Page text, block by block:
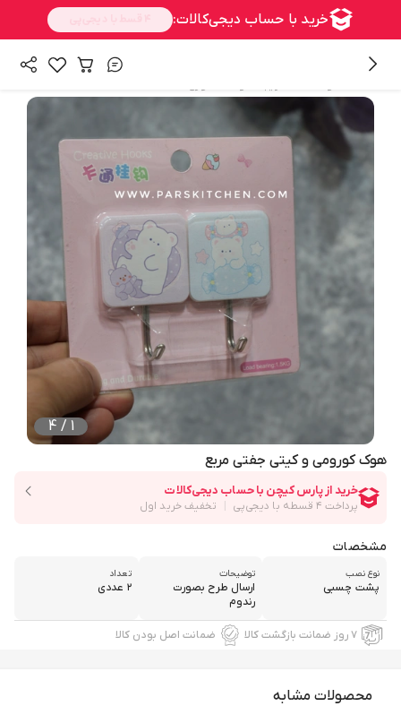
1
/
4
هوک کورومی و کیتی جفتی مربع
مشخصات
نوع نصب
پشت چسبی
توضیحات
ارسال طرح بصورت
رندوم
تعداد
۲ عددی
۷ روز ضمانت بازگشت کالا ضمانت اصل بودن کالا
محصولات مشابه